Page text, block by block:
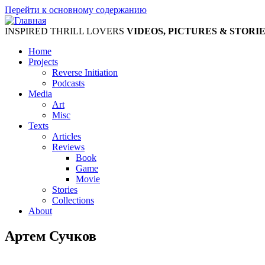
Перейти к основному содержанию
INSPIRED THRILL LOVERS VIDEOS, PICTURES &
Home
Projects
Reverse Initiation
Podcasts
Media
Art
Misc
Texts
Articles
Reviews
Book
Game
Movie
Stories
Collections
About
Артем Сучков